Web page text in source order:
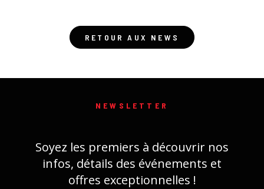
RETOUR AUX NEWS
NEWSLETTER
Soyez les premiers à découvrir nos
infos, détails des événements et
offres exceptionnelles !